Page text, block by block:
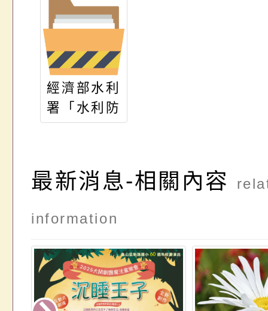
經濟部水利
署「水利防
災教育教師
簡章
最新消息-相關內容
information